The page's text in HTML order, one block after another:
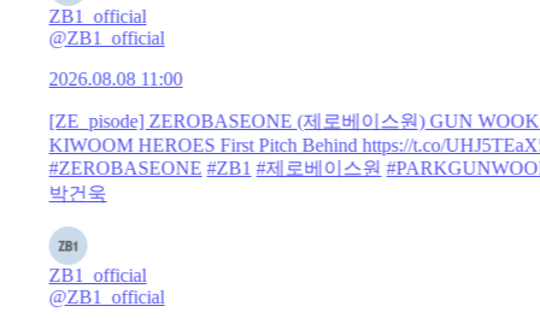
ZB1_official
@ZB1_official
2026.08.08 11:00
[ZE_pisode] ZEROBASEONE (제로베이스원) GUN
KIWOOM HEROES First Pitch Behindhttps://t.co/
#ZEROBASEONE #ZB1 #제로베이스원
박건욱
ZB1_official
@ZB1_official